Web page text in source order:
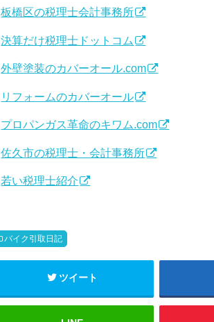
板橋区の税理士会計事務所
決算だけ税理士ドットコム
外壁塗装のカバーオール.com
リフォームのカバーオール
プロパンガス革命のキワム.com
佐久市の税理士・会計事務所
若い税理士紹介
バイク引取日記
ツイート